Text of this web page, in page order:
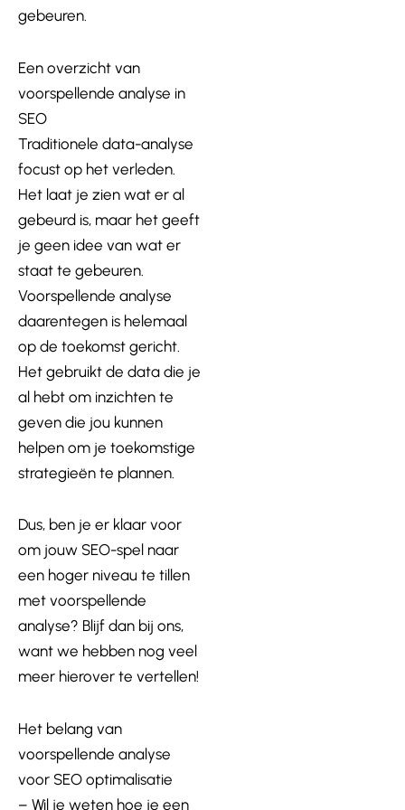
gebeuren.
Een overzicht van
voorspellende analyse in
SEO
Traditionele data-analyse
focust op het verleden.
Het laat je zien wat er al
gebeurd is, maar het geeft
je geen idee van wat er
staat te gebeuren.
Voorspellende analyse
daarentegen is helemaal
op de toekomst gericht.
Het gebruikt de data die je
al hebt om inzichten te
geven die jou kunnen
helpen om je toekomstige
strategieën te plannen.
Dus, ben je er klaar voor
om jouw SEO-spel naar
een hoger niveau te tillen
met voorspellende
analyse? Blijf dan bij ons,
want we hebben nog veel
meer hierover te vertellen!
Het belang van
voorspellende analyse
voor SEO optimalisatie
– Wil je weten hoe je een